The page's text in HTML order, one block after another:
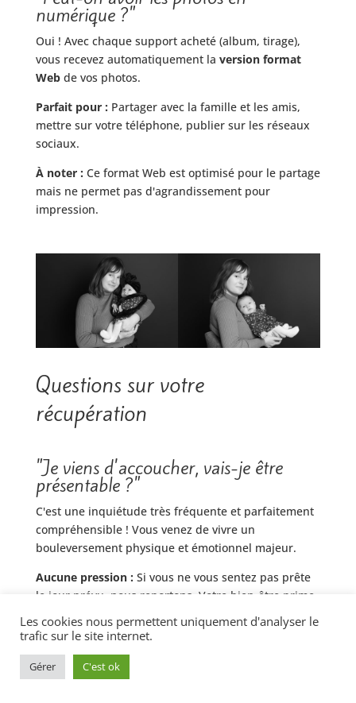
numérique ?"
Oui ! Avec chaque support acheté (album, tirage),
vous recevez automatiquement la version format
Webde vos photos.
Parfait pour : Partager avec la famille et les amis,
mettre sur votre téléphone, publier sur les réseaux
sociaux.
À noter : Ce format Web est optimisé pour le partage
mais ne permet pas d'agrandissement pour
impression.
Questions sur votre
récupération
"Je viens d'accoucher, vais-je être
présentable ?"
C'est une inquiétude très fréquente et parfaitement
compréhensible ! Vous venez de vivre un
bouleversement physique et émotionnel majeur.
Aucune pression : Si vous ne vous sentez pas prête
le jour prévu, nous reportons. Votre bien-être prime.
Mise en beauté :Je vous propose les services de
Camille, professionnelle de confiance, pour vous
aider à vous sentir rayonnante.
Les cookies nous permettent uniquement d'analyser le
trafic sur le site internet.
Gérer C'est ok